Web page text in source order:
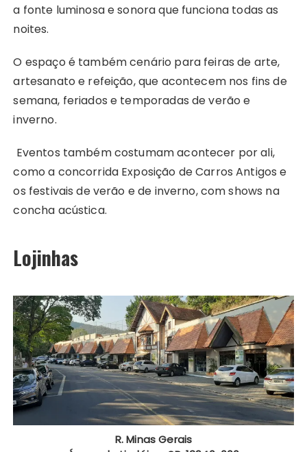
a fonte luminosa e sonora que funciona todas as
noites.
O espaço é também cenário para feiras de arte,
artesanato e refeição, que acontecem nos fins de
semana, feriados e temporadas de verão e
inverno.
Eventos também costumam acontecer por ali,
como a concorrida Exposição de Carros Antigos e
os festivais de verão e de inverno, com shows na
concha acústica.
Lojinhas
R. Minas Gerais